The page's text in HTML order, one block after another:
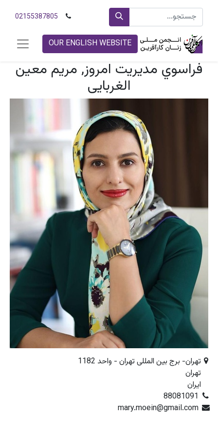
02155387805
OUR ENGLISH WEBSITE
فراسوي مديريت امروز, مریم معین
الغربایی
تهران- برج بین المللی تهران - واحد 1182
تهران
ایران
88081091
mary.moein@gmail.com